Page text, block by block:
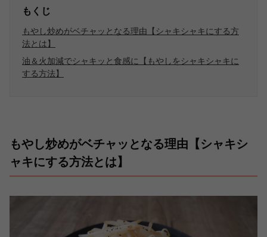
もくじ
もやし炒めがベチャッとなる理由【シャキシャキにする方
法とは】
油＆火加減でシャキッと食感に【もやしをシャキシャキに
する方法】
もやし炒めがベチャッとなる理由【シャキシ
ャキにする方法とは】